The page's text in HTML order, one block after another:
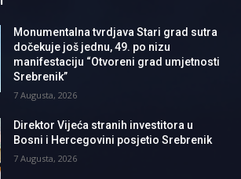
Monumentalna tvrdjava Stari grad sutra
dočekuje još jednu, 49. po nizu
manifestaciju “Otvoreni grad umjetnosti
Srebrenik”
7 Augusta, 2026
Direktor Vijeća stranih investitora u
Bosni i Hercegovini posjetio Srebrenik
7 Augusta, 2026